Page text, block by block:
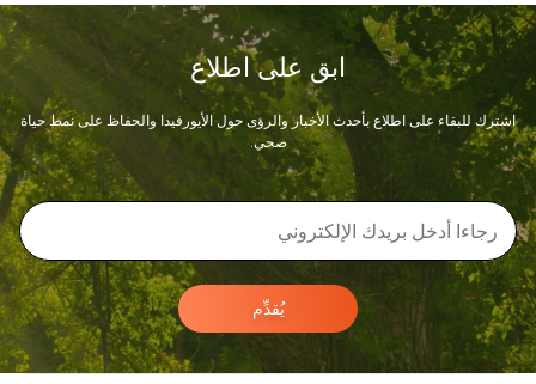
ابق على اطلاع
اشترك للبقاء على اطلاع بأحدث الأخبار والرؤى حول الأيورفيدا والحفاظ على نمط حياة
صحي.
يُقدِّم